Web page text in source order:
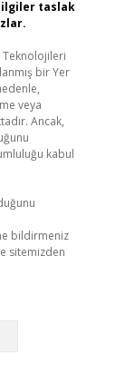
taslak
Teknolojileri
bir Yer
veya
Ancak,
kabul
bildirmeniz
sitemizden